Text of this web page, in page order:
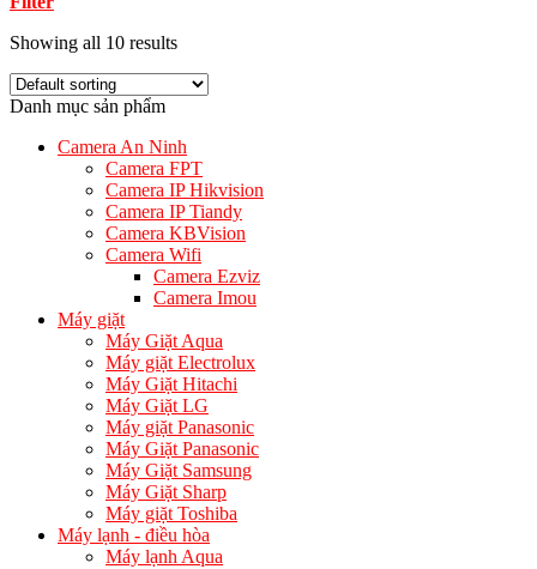
Showing all 10 results
Danh mục sản phẩm
Camera An Ninh
Camera FPT
Camera IP Hikvision
Camera IP Tiandy
Camera KBVision
Camera Wifi
Camera Ezviz
Camera Imou
Máy giặt
Máy Giặt Aqua
Máy giặt Electrolux
Máy Giặt Hitachi
Máy Giặt LG
Máy giặt Panasonic
Máy Giặt Panasonic
Máy Giặt Samsung
Máy Giặt Sharp
Máy giặt Toshiba
Máy lạnh - điều hòa
Máy lạnh Aqua